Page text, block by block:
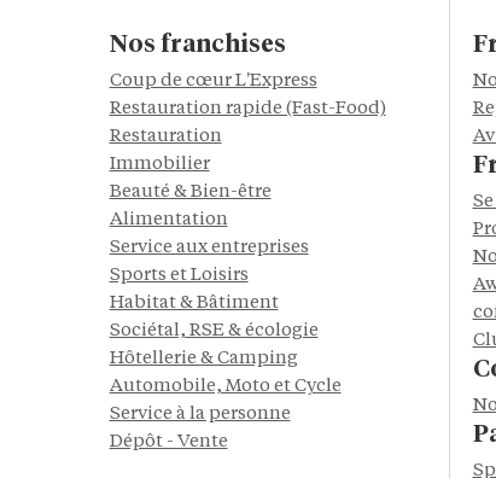
Nos franchises
Coup de cœur L'Express
Restauration rapide (Fast-Food)
Restauration
Immobilier
Beauté & Bien-être
Alimentation
Service aux entreprises
Sports et Loisirs
Habitat & Bâtiment
Sociétal, RSE & écologie
Hôtellerie & Camping
Automobile, Moto et Cycle
Service à la personne
Dépôt - Vente